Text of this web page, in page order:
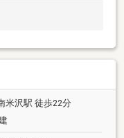
米沢駅 徒歩22分